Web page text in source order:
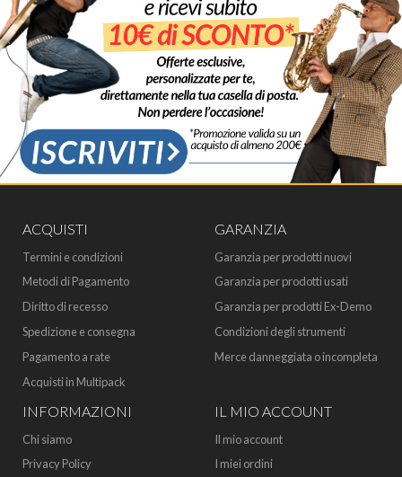
ACQUISTI
Termini e condizioni
Metodi di Pagamento
Diritto di recesso
Spedizione e consegna
Pagamento a rate
Acquisti in Multipack
GARANZIA
Garanzia per prodotti nuovi
Garanzia per prodotti usati
Garanzia per prodotti Ex-Demo
Condizioni degli strumenti
Merce danneggiata o incompleta
INFORMAZIONI
Chi siamo
Privacy Policy
IL MIO ACCOUNT
Il mio account
I miei ordini